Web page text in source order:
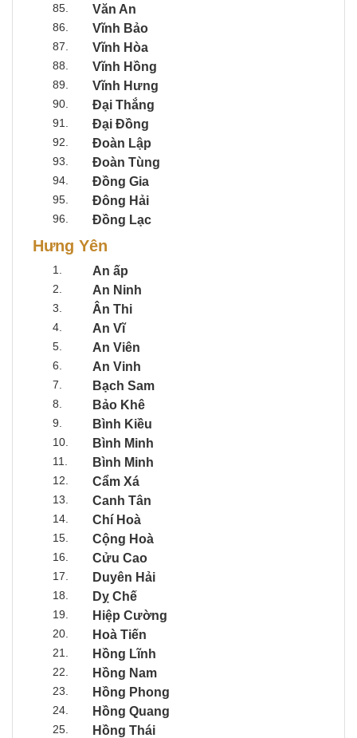
85. Văn An
86. Vĩnh Bảo
87. Vĩnh Hòa
88. Vĩnh Hồng
89. Vĩnh Hưng
90. Đại Thắng
91. Đại Đồng
92. Đoàn Lập
93. Đoàn Tùng
94. Đồng Gia
95. Đông Hải
96. Đồng Lạc
Hưng Yên
1. An ấp
2. An Ninh
3. Ân Thi
4. An Vĩ
5. An Viên
6. An Vinh
7. Bạch Sam
8. Bảo Khê
9. Bình Kiều
10. Bình Minh
11. Bình Minh
12. Cẩm Xá
13. Canh Tân
14. Chí Hoà
15. Cộng Hoà
16. Cửu Cao
17. Duyên Hải
18. Dỵ Chế
19. Hiệp Cường
20. Hoà Tiến
21. Hồng Lĩnh
22. Hồng Nam
23. Hồng Phong
24. Hồng Quang
25. Hồng Thái